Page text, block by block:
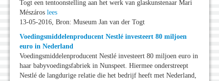
Togt een tentoonstelling aan het werk van glaskunstenaar Mari
Mészáros lees
13-05-2016, Bron: Museum Jan van der Togt
Voedingsmiddelenproducent Nestlé investeert 80 miljoen
euro in Nederland
Voedingsmiddelenproducent Nestlé investeert 80 miljoen euro in
haar babyvoedingsfabriek in Nunspeet. Hiermee onderstreept
Nestlé de langdurige relatie die het bedrijf heeft met Nederland,